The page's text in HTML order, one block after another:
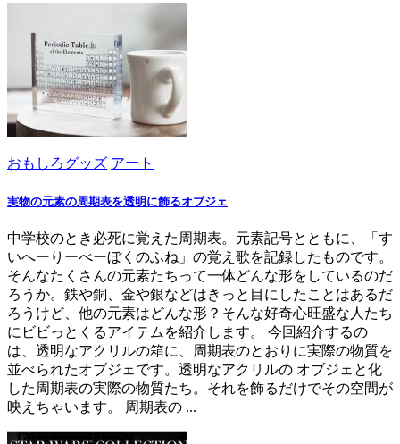
おもしろグッズ アート
実物の元素の周期表を透明に飾るオブジェ
中学校のとき必死に覚えた周期表。元素記号とともに、「す
いへーりーべーぼくのふね」の覚え歌を記録したものです。
そんなたくさんの元素たちって一体どんな形をしているのだ
ろうか。鉄や銅、金や銀などはきっと目にしたことはあるだ
ろうけど、他の元素はどんな形？そんな好奇心旺盛な人たち
にビビっとくるアイテムを紹介します。 今回紹介するの
は、透明なアクリルの箱に、周期表のとおりに実際の物質を
並べられたオブジェです。透明なアクリルの オブジェと化
した周期表の実際の物質たち。それを飾るだけでその空間が
映えちゃいます。 周期表の ...